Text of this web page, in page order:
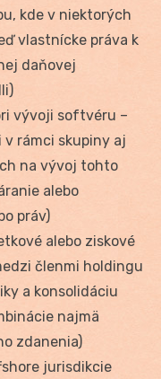
kde v niektorých
vlastnícke práva k
daňovej
vývoji softvéru –
v rámci skupiny aj
na vývoj tohto
alebo
práv)
alebo ziskové
členmi holdingu
a konsolidáciu
najmä
zdanenia)
jurisdikcie